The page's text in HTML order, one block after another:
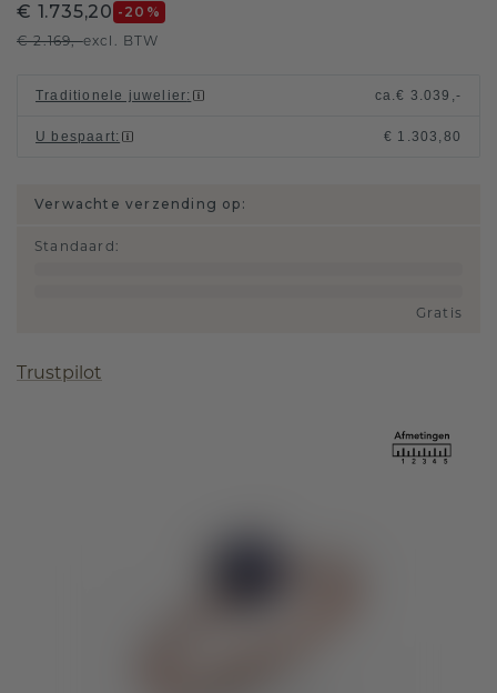
€ 1.735,20 -20 %
€ 2.169,-excl. BTW
Traditionele juwelier: ca.€ 3.039,-
U bespaart: € 1.303,80
Verwachte verzending op:
Standaard :
Gratis
Trustpilot